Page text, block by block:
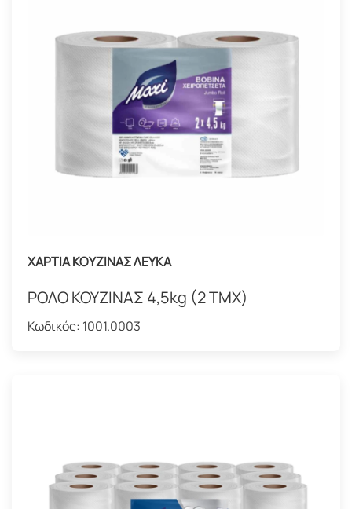
ΧΑΡΤΙΑ ΚΟΥΖΙΝΑΣ ΛΕΥΚΑ
ΡΟΛΟ ΚΟΥΖΙΝΑΣ 4,5kg (2 ΤΜΧ)
Κωδικός: 1001.0003